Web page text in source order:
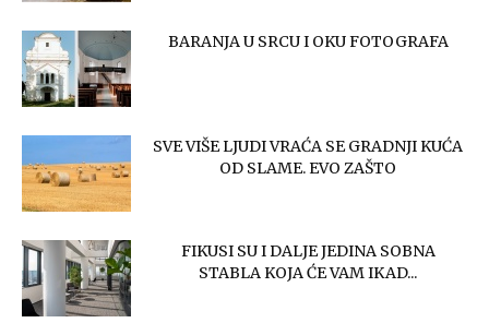
BARANJA U SRCU I OKU FOTOGRAFA
SVE VIŠE LJUDI VRAĆA SE GRADNJI KUĆA
OD SLAME. EVO ZAŠTO
FIKUSI SU I DALJE JEDINA SOBNA
STABLA KOJA ĆE VAM IKAD...